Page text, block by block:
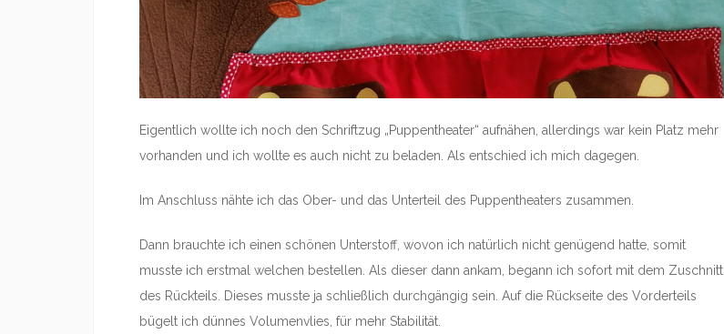
Eigentlich wollte ich noch den Schriftzug „Puppentheater“ aufnähen, allerdings war kein Platz mehr
vorhanden und ich wollte es auch nicht zu beladen. Als entschied ich mich dagegen.
Im Anschluss nähte ich das Ober- und das Unterteil des Puppentheaters zusammen.
Dann brauchte ich einen schönen Unterstoff, wovon ich natürlich nicht genügend hatte, somit
musste ich erstmal welchen bestellen. Als dieser dann ankam, begann ich sofort mit dem Zuschnitt
des Rückteils. Dieses musste ja schließlich durchgängig sein. Auf die Rückseite des Vorderteils
bügelt ich dünnes Volumenvlies, für mehr Stabilität.